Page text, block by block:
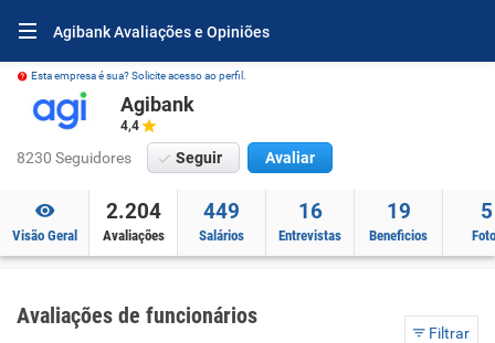
Agibank Avaliações e Opiniões
Esta empresa é sua? Solicite acesso ao perfil.
Agibank
4,4
8230 Seguidores Seguir Avaliar
Visão Geral
2.204
Avaliações
449
Salários
16
Entrevistas
19
Beneficios
5
Avaliações de funcionários
Filtrar